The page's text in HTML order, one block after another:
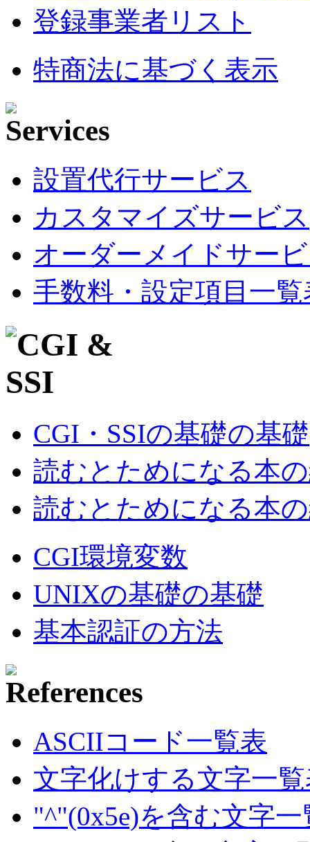
登録事業者リスト
特商法に基づく表示
設置代行サービス
カスタマイズサービス
オーダーメイドサー
手数料・設定項目一覧
CGI・SSIの基礎の基礎
読むとためになる本
読むとためになる本
CGI環境変数
UNIXの基礎の基礎
基本認証の方法
ASCIIコード一覧表
文字化けする文字一
"^"(0x5e)を含む文字一